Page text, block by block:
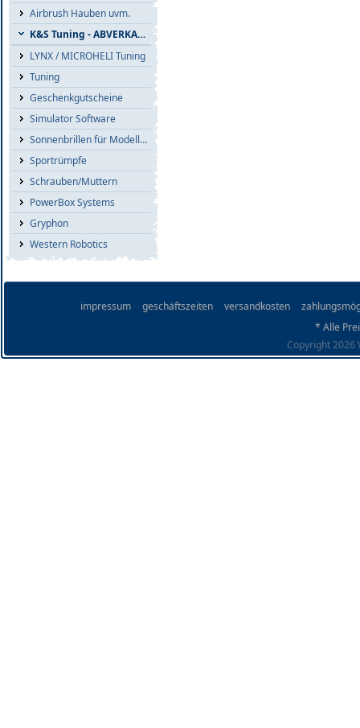
Airbrush Hauben uvm.
K&S Tuning - ABVERKAUF
LYNX / MICROHELI Tuning
Tuning
Geschenkgutscheine
Simulator Software
Sonnenbrillen für Modellflieger
Sportrümpfe
Schrauben/Muttern
PowerBox Systems
Gryphon
Western Robotics
impressum geschäftszeiten versandkosten
* Alle
Copyright 2026